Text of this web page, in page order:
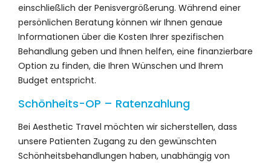
einschließlich der Penisvergrößerung. Während einer
persönlichen Beratung können wir Ihnen genaue
Informationen über die Kosten Ihrer spezifischen
Behandlung geben und Ihnen helfen, eine finanzierbare
Option zu finden, die Ihren Wünschen und Ihrem
Budget entspricht.
Schönheits-OP – Ratenzahlung
Bei Aesthetic Travel möchten wir sicherstellen, dass
unsere Patienten Zugang zu den gewünschten
Schönheitsbehandlungen haben, unabhängig von